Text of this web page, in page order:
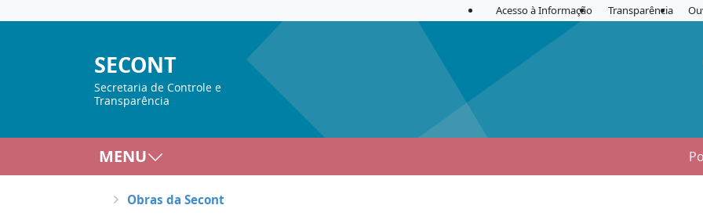
Acesso à Informação Transparência
SECONT
Secretaria de Controle e
Transparência
MENU
Obras da Secont